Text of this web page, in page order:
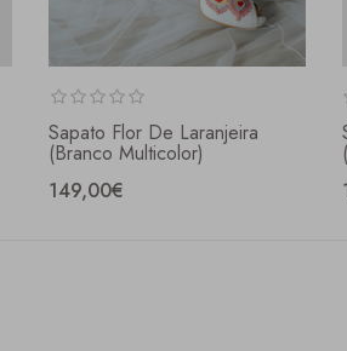
Sapato Flor De Laranjeira
(branco Multicolor)
149,00€